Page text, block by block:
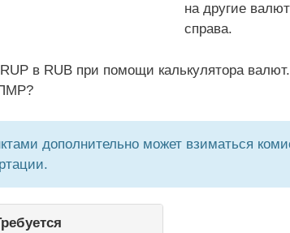
на другие
справа.
в RUB при помощи калькулятора
дополнительно может взиматься